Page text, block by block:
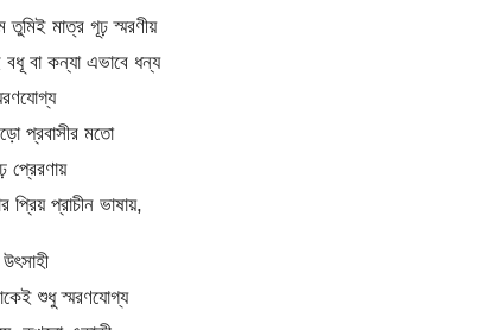
তুমিই মাত্র গূঢ় স্মরণীয়
বা কন্যা এভাবে ধন্য
প্রবাসীর মতো
প্রেরণায়
প্রাচীন ভাষায়,
শুধু স্মরণযোগ্য